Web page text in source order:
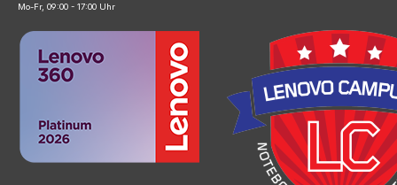
Mo-Fr, 09:00 - 17:00 Uhr